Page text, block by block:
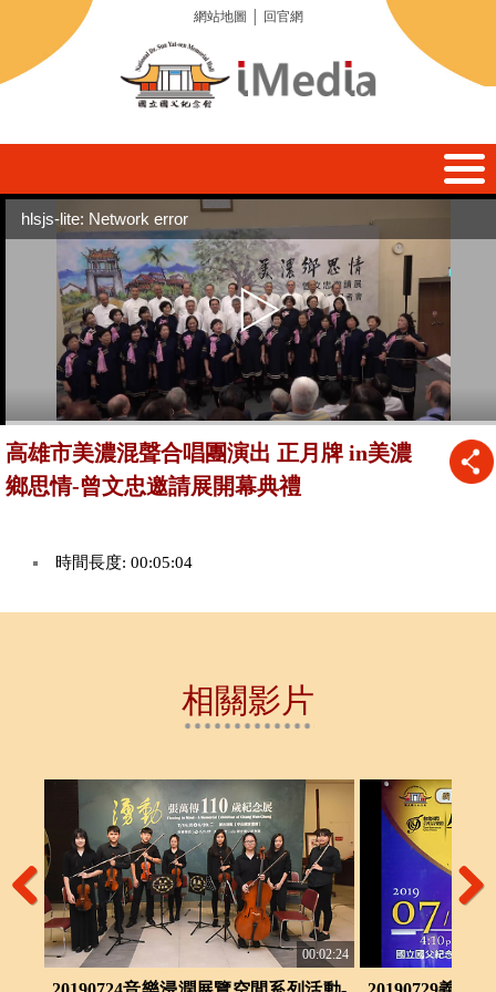
網站地圖 回官網
hlsjs-lite: Network error
高雄市美濃混聲合唱團演出 正月牌 in美濃
鄉思情-曾文忠邀請展開幕典禮
時間長度: 00:05:04
相關影片
00:02:24
Previous